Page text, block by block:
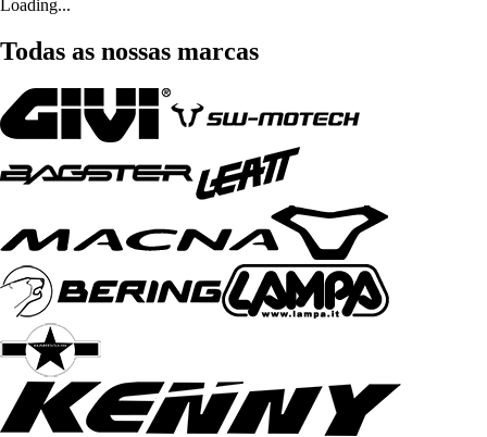
Loading...
Todas as nossas marcas